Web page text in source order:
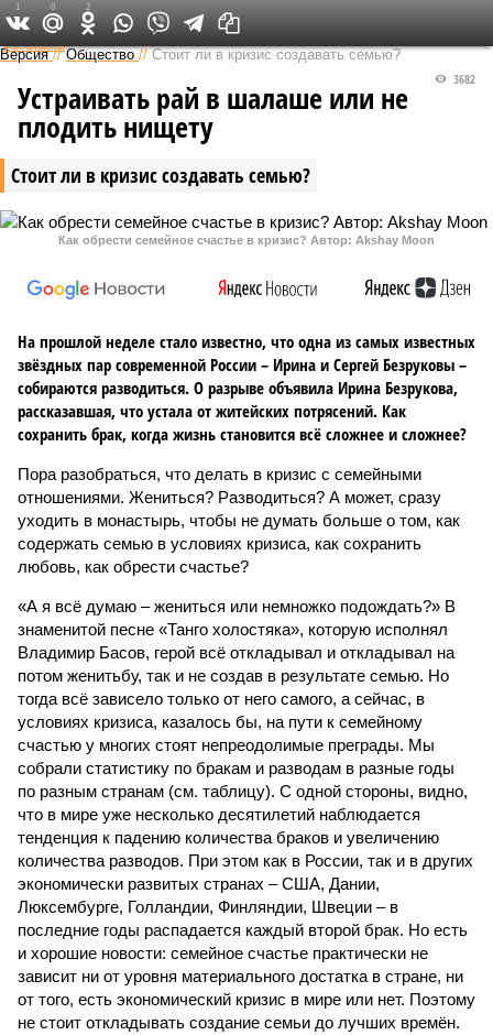
Федеральный выпуск
Версия //Общество //Стоит ли в кризис создавать семью?
Стоит ли в кризис создавать семью?
3682
Устраивать рай в шалаше или не
плодить нищету
Как обрести семейное счастье в кризис? Автор: Akshay Moon
На прошлой неделе стало известно, что одна из самых известных
звёздных пар современной России – Ирина и Сергей Безруковы –
собираются разводиться. О разрыве объявила Ирина Безрукова,
рассказавшая, что устала от житейских потрясений. Как
сохранить брак, когда жизнь становится всё сложнее и сложнее?
Пора разобраться, что делать в кризис с семейными
отношениями. Жениться? Разводиться? А может, сразу
уходить в монастырь, чтобы не думать больше о том, как
содержать семью в условиях кризиса, как сохранить
любовь, как обрести счастье?
«А я всё думаю – жениться или немножко подождать?» В
знаменитой песне «Танго холостяка», которую исполнял
Владимир Басов, герой всё откладывал и откладывал на
потом женитьбу, так и не создав в результате семью. Но
тогда всё зависело только от него самого, а сейчас, в
условиях кризиса, казалось бы, на пути к семейному
счастью у многих стоят непреодолимые преграды. Мы
собрали статистику по бракам и разводам в разные годы
по разным странам (см. таблицу). С одной стороны, видно,
что в мире уже несколько десятилетий наблюдается
тенденция к падению количества браков и увеличению
количества разводов. При этом как в России, так и в других
экономически развитых странах – США, Дании,
Люксембурге, Голландии, Финляндии, Швеции – в
последние годы распадается каждый второй брак. Но есть
и хорошие новости: семейное счастье практически не
зависит ни от уровня материального достатка в стране, ни
от того, есть экономический кризис в мире или нет. Поэтому
не стоит откладывать создание семьи до лучших времён.
1 0 2